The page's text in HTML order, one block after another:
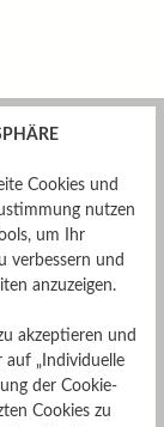
Cookies und
nutzen
um Ihr
verbessern und
anzuzeigen.
akzeptieren und
auf „Individuelle
der Cookie-
Cookies zu